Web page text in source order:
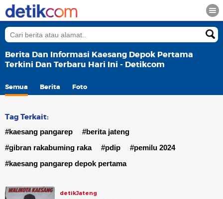
Berita Dan Informasi Kaesang Depok Pertama
Terkini Dan Terbaru Hari Ini - Detikcom
Semua Berita Foto
Tag Terkait:
#kaesang pangarep
#berita jateng
#gibran rakabuming raka
#pdip
#pemilu 2024
#kaesang pangarep depok pertama
detikJateng